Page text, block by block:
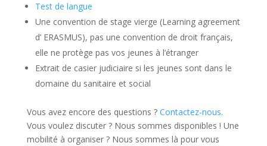
Test de langue
Une convention de stage vierge (Learning agreement
d’ ERASMUS), pas une convention de droit français,
elle ne protège pas vos jeunes à l’étranger
Extrait de casier judiciaire si les jeunes sont dans le
domaine du sanitaire et social
Vous avez encore des questions ? Contactez-nous.
Vous voulez discuter ? Nous sommes disponibles ! Une
mobilité à organiser ? Nous sommes là pour vous